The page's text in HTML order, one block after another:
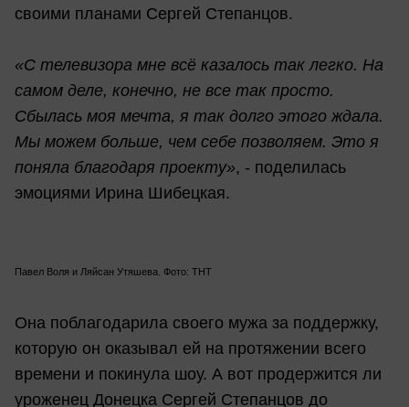
своими планами Сергей Степанцов.
«С телевизора мне всё казалось так легко. На
самом деле, конечно, не все так просто.
Сбылась моя мечта, я так долго этого ждала.
Мы можем больше, чем себе позволяем. Это я
поняла благодаря проекту», - поделилась
эмоциями Ирина Шибецкая.
Павел Воля и Ляйсан Утяшева. Фото: ТНТ
Она поблагодарила своего мужа за поддержку,
которую он оказывал ей на протяжении всего
времени и покинула шоу. А вот продержится ли
уроженец Донецка Сергей Степанцов до